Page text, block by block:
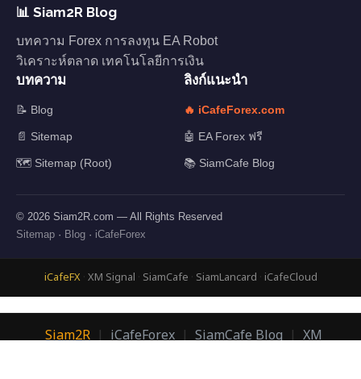
📊 Siam2R Blog
บทความ Forex การลงทุน EA Robot
วิเคราะห์ตลาด เทคโนโลยีการเงิน
บทความ
📝 Blog
📄 Sitemap
🗺️ Sitemap (Root)
ลิงก์แนะนำ
🔥 iCafeForex.com
🤖 EA Forex ฟรี
📚 SiamCafe Blog
© 2026 Siam2R.com — All Rights Reserved
Sitemap · Blog · iCafeForex
iCafeFX· XM Signal · SiamCafe · SiamLancard · iCafeCloud
Siam2R | iCafeForex | SiamCafe Blog | XM